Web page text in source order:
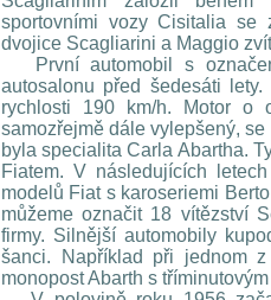
sportovními vozy Cisitalia se
dvojice Scagliarini a Maggio
První automobil s
autosalonu před šedesáti
rychlosti 190 km/h. Motor o
samozřejmě dále vylepšený,
byla specialita Carla Abartha.
Fiatem. V následujících
modelů Fiat s karoseriemi
můžeme označit 18 vítězství
firmy. Silnější automobily
šanci. Například při jednom
monopost Abarth s